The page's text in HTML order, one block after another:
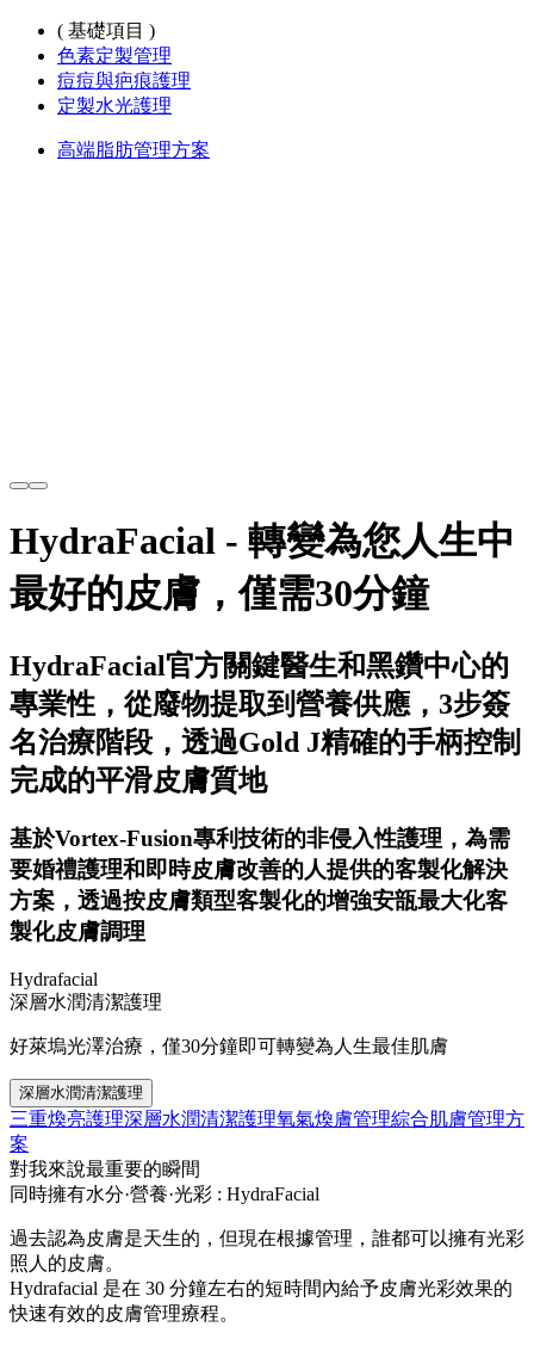
( 基礎項目 )
色素定製管理
痘痘與疤痕護理
定製水光護理
高端脂肪管理方案
HydraFacial - 轉變為您人生中
最好的皮膚，僅需30分鐘
HydraFacial官方關鍵醫生和黑鑽中心的
專業性，從廢物提取到營養供應，3步簽
名治療階段，透過Gold J精確的手柄控制
完成的平滑皮膚質地
基於Vortex-Fusion專利技術的非侵入性護理，為需
要婚禮護理和即時皮膚改善的人提供的客製化解決
方案，透過按皮膚類型客製化的增強安瓿最大化客
製化皮膚調理
Hydrafacial
深層水潤清潔護理
好萊塢光澤治療，僅30分鐘即可轉變為人生最佳肌膚
深層水潤清潔護理
三重煥亮護理深層水潤清潔護理氧氣煥膚管理綜合肌膚管理方
案
對我來說最重要的瞬間
同時擁有水分·營養·光彩 : HydraFacial
過去認為皮膚是天生的，但現在根據管理，誰都可以擁有光彩
照人的皮膚。
Hydrafacial 是在 30 分鐘左右的短時間內給予皮膚光彩效果的
快速有效的皮膚管理療程。